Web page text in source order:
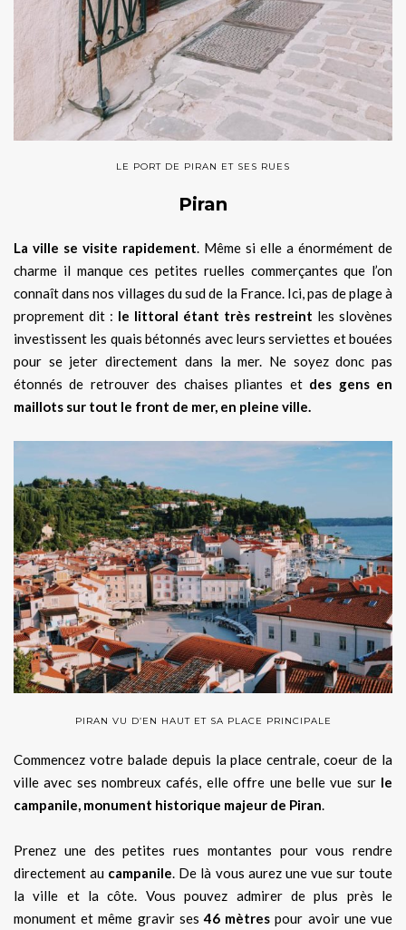
LE PORT DE PIRAN ET SES RUES
Piran
La ville se visite rapidement. Même si elle a énormément de
charme il manque ces petites ruelles commerçantes que l’on
connaît dans nos villages du sud de la France. Ici, pas de plage à
proprement dit : le littoral étant très restreint les slovènes
investissent les quais bétonnés avec leurs serviettes et bouées
pour se jeter directement dans la mer. Ne soyez donc pas
étonnés de retrouver des chaises pliantes et des gens en
maillots sur tout le front de mer, en pleine ville.
PIRAN VU D’EN HAUT ET SA PLACE PRINCIPALE
Commencez votre balade depuis la place centrale, coeur de la
ville avec ses nombreux cafés, elle offre une belle vue sur le
campanile, monument historique majeur de Piran.
Prenez une des petites rues montantes pour vous rendre
directement au campanile. De là vous aurez une vue sur toute
la ville et la côte. Vous pouvez admirer de plus près le
monument et même gravir ses46 mètres pour avoir une vue